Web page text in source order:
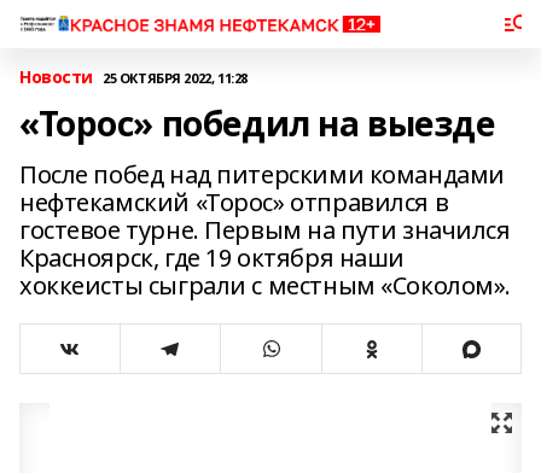
Новости 25 ОКТЯБРЯ 2022, 11:28
«Торос» победил на выезде
После побед над питерскими командами
нефтекамский «Торос» отправился в
гостевое турне. Первым на пути значился
Красноярск, где 19 октября наши
хоккеисты сыграли с местным «Соколом».